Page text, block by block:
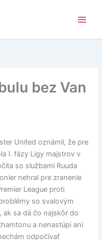
bez Van
United oznámil, že pre
I. fázy Ligy majstrov v
so službami Ruuda
nehral pre zranenie
League proti
so svalovým
ak sa dá čo najskôr do
a nenastúpi ani
odpočívať